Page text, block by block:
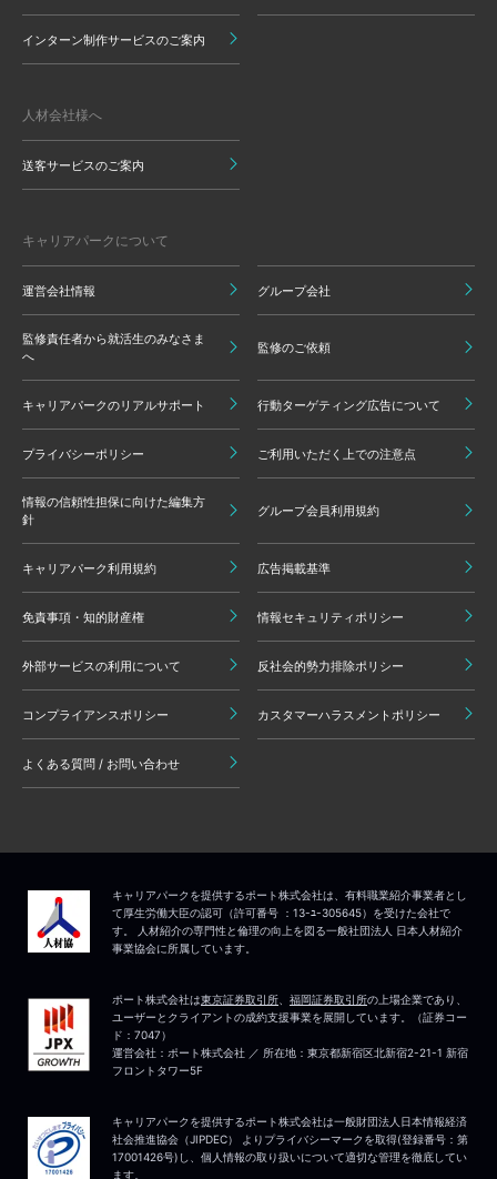
インターン制作サービスのご案内
人材会社様へ
送客サービスのご案内
キャリアパークについて
運営会社情報 グループ会社
監修責任者から就活生のみなさま
へ
監修のご依頼
キャリアパークのリアルサポート 行動ターゲティング広告について
プライバシーポリシー ご利用いただく上での注意点
情報の信頼性担保に向けた編集方
針
グループ会員利用規約
キャリアパーク利用規約 広告掲載基準
免責事項・知的財産権 情報セキュリティポリシー
外部サービスの利用について 反社会的勢力排除ポリシー
コンプライアンスポリシー カスタマーハラスメントポリシー
よくある質問 / お問い合わせ